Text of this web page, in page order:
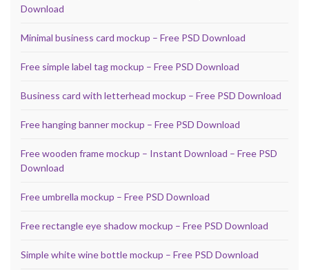
Download
Minimal business card mockup – Free PSD Download
Free simple label tag mockup – Free PSD Download
Business card with letterhead mockup – Free PSD Download
Free hanging banner mockup – Free PSD Download
Free wooden frame mockup – Instant Download – Free PSD
Download
Free umbrella mockup – Free PSD Download
Free rectangle eye shadow mockup – Free PSD Download
Simple white wine bottle mockup – Free PSD Download